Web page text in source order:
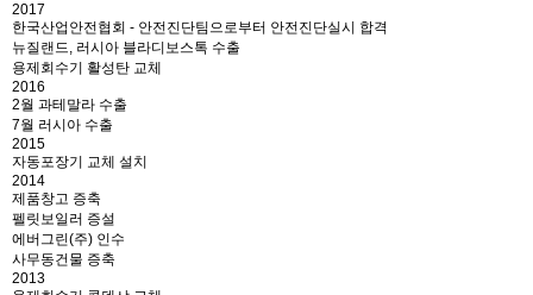
2017
한국산업안전협회 - 안전진단팀으로부터 안전진단실시 합격
뉴질랜드, 러시아 블라디보스톡 수출
용제회수기 활성탄 교체
2016
2월 과테말라 수출
7월 러시아 수출
2015
자동포장기 교체 설치
2014
제품창고 증축
펠릿보일러 증설
에버그린(주) 인수
사무동건물 증축
2013